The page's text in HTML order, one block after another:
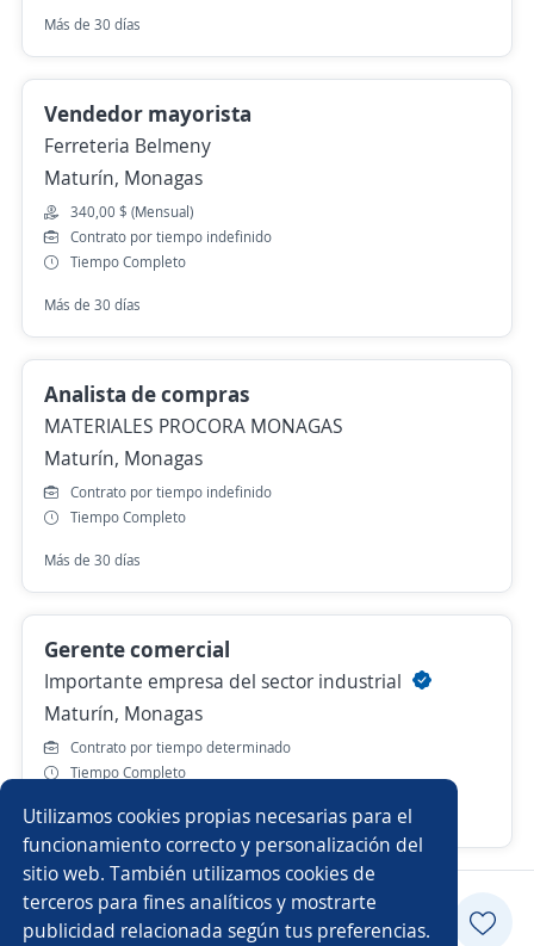
Utilizamos cookies propias necesarias para el
funcionamiento correcto y personalización del
sitio web. También utilizamos cookies de
terceros para fines analíticos y mostrarte
publicidad relacionada según tus preferencias.
Más de 30 días
Vendedor mayorista
Ferreteria Belmeny
Maturín, Monagas
340,00 $ (Mensual)
Contrato por tiempo indefinido
Tiempo Completo
Más de 30 días
Analista de compras
MATERIALES PROCORA MONAGAS
Maturín, Monagas
Contrato por tiempo indefinido
Tiempo Completo
Más de 30 días
Gerente comercial
Importante empresa del sector industrial
Maturín, Monagas
Contrato por tiempo determinado
Tiempo Completo
Hace 7 días
Postularme